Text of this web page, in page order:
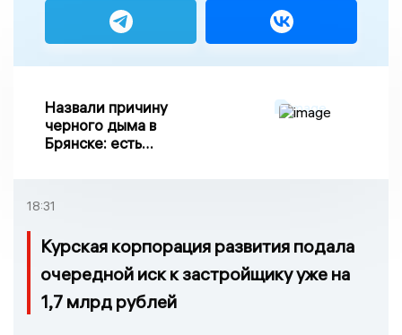
Назвали причину
черного дыма в
Брянске: есть
18:31
Курская корпорация развития подала
очередной иск к застройщику уже на
1,7 млрд рублей